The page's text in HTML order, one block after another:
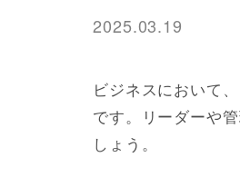
2025.03.19
ビジネスにおいて
です。リーダーや
しょう。